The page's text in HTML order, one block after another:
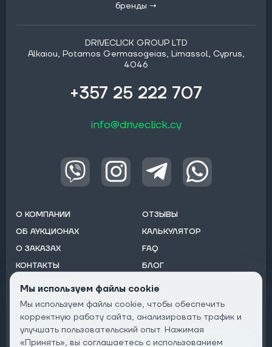
бренды →
DRIVECLICK GROUP LTD
Alkaiou, Potamos Germasogeias, Limassol, Cyprus,
4046
+357 25 222 707
info@driveclick.cy
О КОМПАНИИ
ОБ АУКЦИОНАХ
О ЗАКАЗАХ
КОНТАКТЫ
ОТЗЫВЫ
КАЛЬКУЛЯТОР
FAQ
БЛОГ
Подписаться на рассылку:
Email
Мы используем файлы cookie
Мы используем файлы cookie, чтобы обеспечить
корректную работу сайта, анализировать трафик и
улучшать пользовательский опыт. Нажимая
«Принять», вы соглашаетесь с использованием